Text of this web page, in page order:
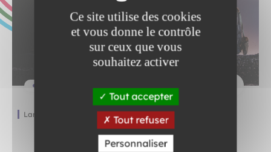
Lara Herbinia
Ce site utilise des cookies
et vous donne le contrôle
sur ceux que vous
souhaitez activer
Tout accepter
Tout refuser
Personnaliser